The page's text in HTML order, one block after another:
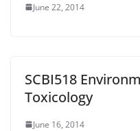
June 22, 2014
SCBI518
Toxicology
June 16, 2014